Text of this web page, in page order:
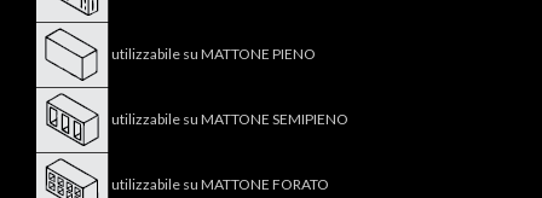
utilizzabile su MATTONE PIENO
utilizzabile su MATTONE SEMIPIENO
utilizzabile su MATTONE FORATO